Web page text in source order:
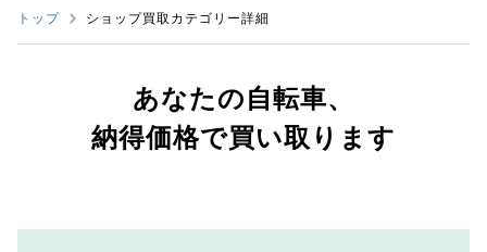
トップ ショップ買取カテゴリー詳細
あなたの自転車、
納得価格で買い取ります